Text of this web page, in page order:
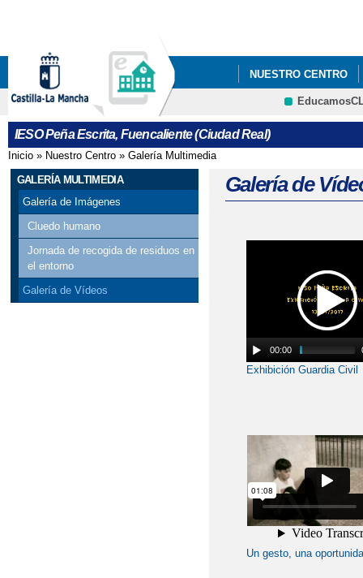
NUESTRO CENTRO
QUÉ HACEMOS
IESO Peña Escrita, Fuencaliente (Ciudad Real)
Se encuentra usted aquí
Inicio » Nuestro Centro » Galería Multimedia
GALERÍA MULTIMEDIA
Galería de Imágenes
Cluedo humano
Jornada de recogida de residuos en
el entorno
Galería de Vídeos
Galería de
00:00
Exhibición Guardia Civil
Un gesto, una